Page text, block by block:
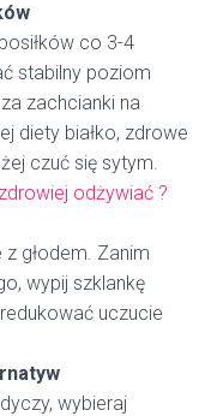
co 3-4
stabilny poziom
zachcianki na
diety białko, zdrowe
czuć się sytym.
odżywiać ?
głodem. Zanim
wypij szklankę
uczucie
wybieraj